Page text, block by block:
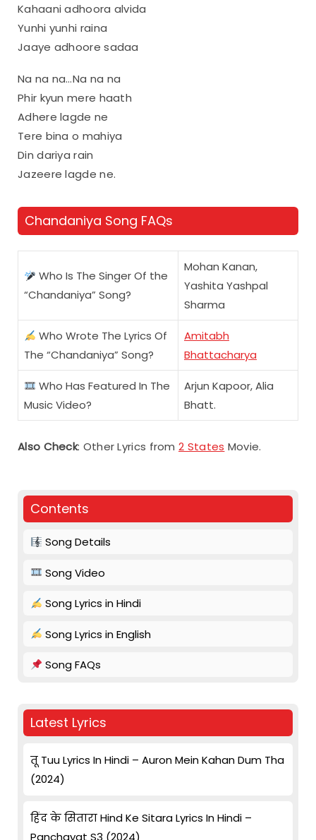
Kahaani adhoora alvida
Yunhi yunhi raina
Jaaye adhoore sadaa
Na na na…Na na na
Phir kyun mere haath
Adhere lagde ne
Tere bina o mahiya
Din dariya rain
Jazeere lagde ne.
Chandaniya Song FAQs
Who Is The Singer Of the
“Chandaniya” Song?
Mohan Kanan,
Yashita Yashpal
Sharma
Who Wrote The Lyrics Of
The “Chandaniya” Song?
Amitabh
Bhattacharya
Who Has Featured In The
Music Video?
Arjun Kapoor, Alia
Bhatt.
Also Check: Other Lyrics from2 States Movie.
Contents
Song Details
Song Video
Song Lyrics in Hindi
Song Lyrics in English
Song FAQs
Latest Lyrics
तू Tuu Lyrics In Hindi – Auron Mein Kahan Dum Tha
(2024)
हिंद के सितारा Hind Ke Sitara Lyrics In Hindi –